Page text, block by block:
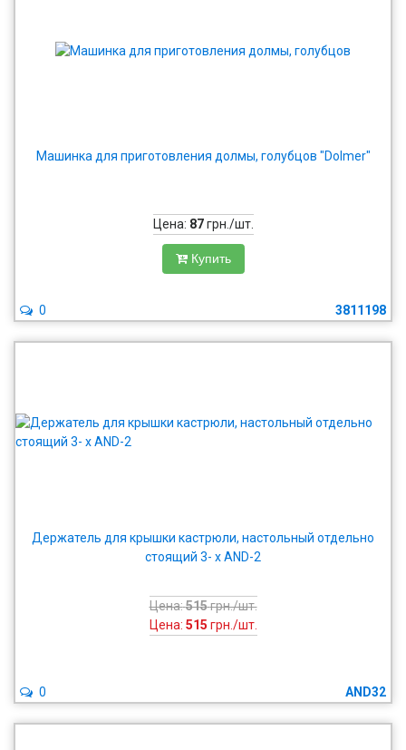
Машинка для приготовления долмы, голубцов "Dolmer"
Цена: 87грн./шт.
Купить
3811198
0
Держатель для крышки кастрюли, настольный отдельно
стоящий 3- x AND-2
Цена:515грн./шт.
Цена: 515 грн./шт.
AND32
0